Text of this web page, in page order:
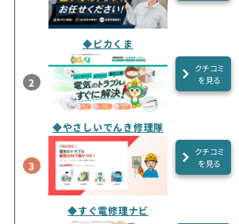
2
◆ピカくま
クチコミ
を見る
3
◆やさしいでんき修理隊
クチコミ
を見る
◆すぐ電修理ナビ